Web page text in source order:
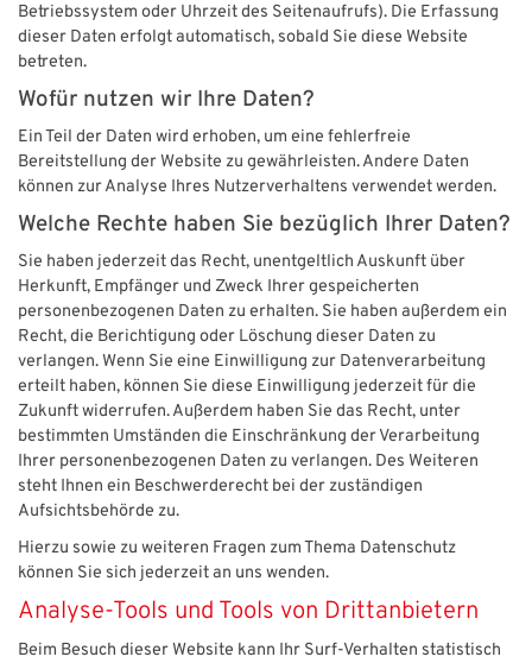
Betriebssystem oder Uhrzeit des Seitenaufrufs). Die Erfassung
dieser Daten erfolgt automatisch, sobald Sie diese Website
betreten.
Wofür nutzen wir Ihre Daten?
Ein Teil der Daten wird erhoben, um eine fehlerfreie
Bereitstellung der Website zu gewährleisten. Andere Daten
können zur Analyse Ihres Nutzerverhaltens verwendet werden.
Welche Rechte haben Sie bezüglich Ihrer Daten?
Sie haben jederzeit das Recht, unentgeltlich Auskunft über
Herkunft, Empfänger und Zweck Ihrer gespeicherten
personenbezogenen Daten zu erhalten. Sie haben außerdem ein
Recht, die Berichtigung oder Löschung dieser Daten zu
verlangen. Wenn Sie eine Einwilligung zur Datenverarbeitung
erteilt haben, können Sie diese Einwilligung jederzeit für die
Zukunft widerrufen. Außerdem haben Sie das Recht, unter
bestimmten Umständen die Einschränkung der Verarbeitung
Ihrer personenbezogenen Daten zu verlangen. Des Weiteren
steht Ihnen ein Beschwerderecht bei der zuständigen
Aufsichtsbehörde zu.
Hierzu sowie zu weiteren Fragen zum Thema Datenschutz
können Sie sich jederzeit an uns wenden.
Analyse-Tools und Tools von Dritt­anbietern
Beim Besuch dieser Website kann Ihr Surf-Verhalten statistisch